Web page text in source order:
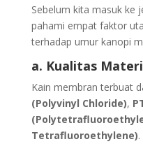
Sebelum kita masuk ke
pahami empat faktor
terhadap umur kanopi
a. Kualitas
Kain membran terbuat
(Polyvinyl Chloride),
Tetrafluoroethylene).